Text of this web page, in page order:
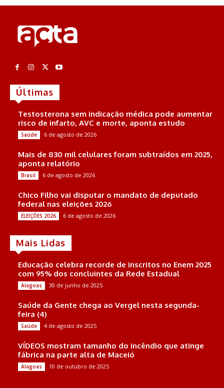
Últimas
Testosterona sem indicação médica pode aumentar
risco de infarto, AVC e morte, aponta estudo
Saúde 6 de agosto de 2026
Mais de 830 mil celulares foram subtraídos em 2025,
aponta relatório
Brasil 6 de agosto de 2026
Chico Filho vai disputar o mandato de deputado
federal nas eleições 2026
ELEIÇÕES 2026 6 de agosto de 2026
Mais Lidas
Educação celebra recorde de inscritos no Enem 2025
com 95% dos concluintes da Rede Estadual
Alagoas 30 de junho de 2025
Saúde da Gente chega ao Vergel nesta segunda-
feira (4)
Saúde 4 de agosto de 2025
VÍDEOS mostram tamanho do incêndio que atinge
fábrica na parte alta de Maceió
Alagoas 10 de outubro de 2025